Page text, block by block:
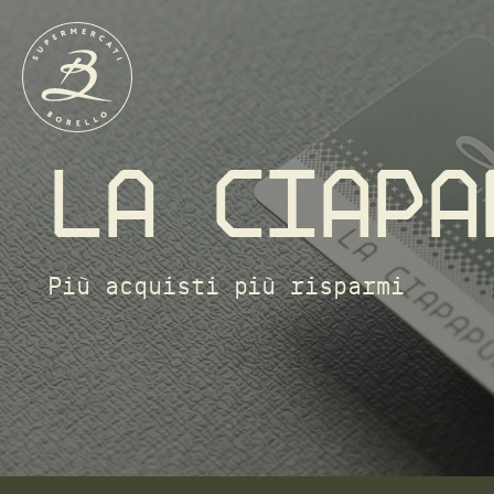
La
Più acquisti più risparmi